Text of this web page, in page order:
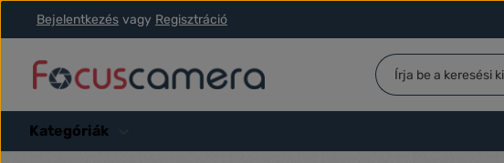
a fő tartalomra
Ugrás a kereséshez
Ugrás a fő navigációhoz
Bejelentkezés vagy Regisztráció
Kategóriák